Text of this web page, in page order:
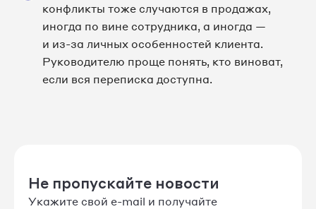
конфликты тоже случаются в продажах,
иногда по вине сотрудника, а иногда —
и из-за личных особенностей клиента.
Руководителю проще понять, кто виноват,
если вся переписка доступна.
Не пропускайте новости
Укажите свой e-mail и получайте